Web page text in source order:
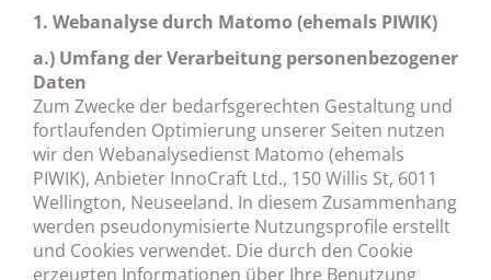
1. Webanalyse durch Matomo (ehemals PIWIK)
a.) Umfang der Verarbeitung personenbezogener
Daten
Zum Zwecke der bedarfsgerechten Gestaltung und
fortlaufenden Optimierung unserer Seiten nutzen
wir den Webanalysedienst Matomo (ehemals
PIWIK), Anbieter InnoCraft Ltd., 150 Willis St, 6011
Wellington, Neuseeland. In diesem Zusammenhang
werden pseudonymisierte Nutzungsprofile erstellt
und Cookies verwendet. Die durch den Cookie
erzeugten Informationen über Ihre Benutzung